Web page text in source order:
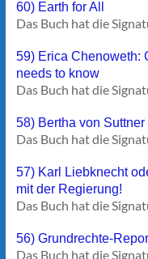
60) Earth for All
Das Buch hat die
59) Erica Chenoweth:
needs to know
Das Buch hat die
58) Bertha von Suttner
Das Buch hat die
57) Karl Liebknecht
mit der Regierung!
Das Buch hat die
56) Grundrechte-
Das Buch hat die